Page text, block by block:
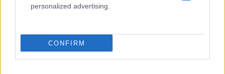
personalized advertising.
CONFIRM
Σούπερ μάρκετ: Νέες μειώσεις τιμών –
ΕΛΑΣ: Ο Αλέξης Δέδες ο πρώτος
υποψήφιος βουλευτής του κόμματος –
Από τα διοικητικά της ΑΕΚ στην πολιτική